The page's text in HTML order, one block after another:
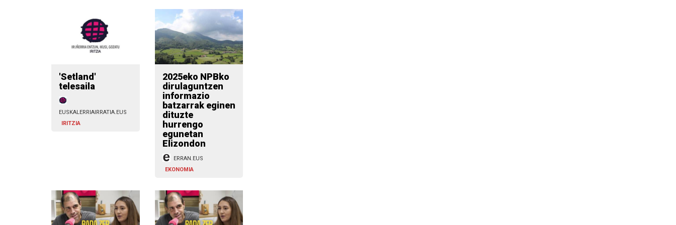
'Setland'
telesaila
EUSKALERRIAIRRATIA.EUS
IRITZIA
2025eko NPBko
dirulaguntzen
informazio
batzarrak eginen
dituzte
hurrengo
egunetan
Elizondon
ERRAN.EUS
EKONOMIA